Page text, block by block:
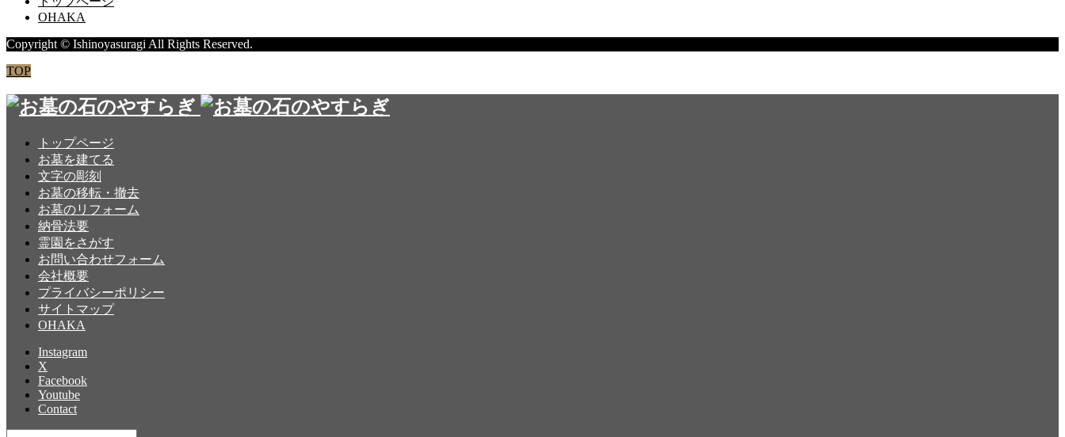
OHAKA
Copyright © Ishinoyasuragi All Rights Reserved.
TOP
トップページ
お墓を建てる
文字の彫刻
お墓の移転・撤去
お墓のリフォーム
納骨法要
霊園をさがす
お問い合わせフォーム
会社概要
プライバシーポリシー
サイトマップ
OHAKA
Instagram
X
Facebook
Youtube
Contact